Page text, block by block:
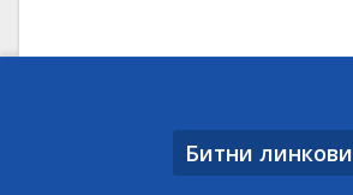
Битни линкови